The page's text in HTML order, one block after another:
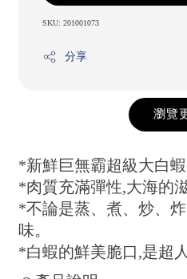
SKU: 201001073
分享
瀏覽
*新鮮巨無霸超級大白蝦
*肉質充滿彈性,大海的滋
*不論是蒸、煮、炒、
味。
*白蝦的鮮美脆口,是超